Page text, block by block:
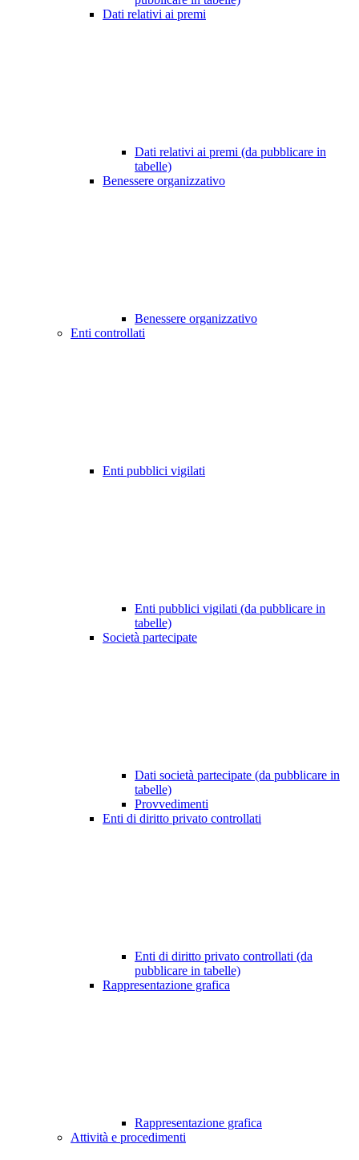
Dati relativi ai premi
Dati relativi ai premi (da pubblicare in
tabelle)
Benessere organizzativo
Benessere organizzativo
Enti controllati
Enti pubblici vigilati
Enti pubblici vigilati (da pubblicare in
tabelle)
Società partecipate
Dati società partecipate (da pubblicare in
tabelle)
Provvedimenti
Enti di diritto privato controllati
Enti di diritto privato controllati (da
pubblicare in tabelle)
Rappresentazione grafica
Rappresentazione grafica
Attività e procedimenti